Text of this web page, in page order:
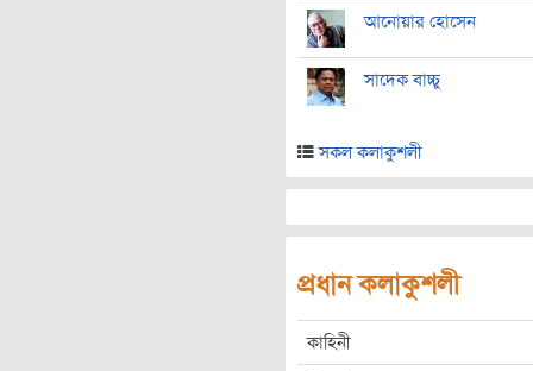
আনোয়ার হোসেন
সাদেক বাচ্চু
সকল কলাকুশলী
প্রধান কলাকুশলী
কাহিনী